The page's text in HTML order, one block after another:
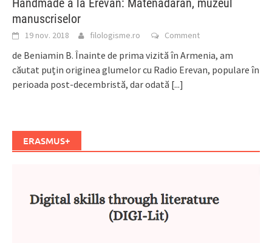
Handmade à la Erevan: Matenadaran, muzeul
manuscriselor
19 nov. 2018 filologisme.ro Comment
de Beniamin B. Înainte de prima vizită în Armenia, am
căutat puțin originea glumelor cu Radio Erevan, populare în
perioada post-decembristă, dar odată [...]
ERASMUS+